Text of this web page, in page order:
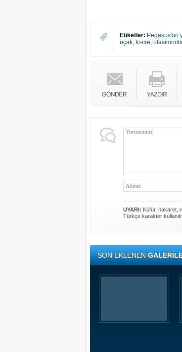
Etiketler: Pegasus'un
uçak, tc-cre,
UYARI: Küfür, hakaret,
Türkçe karakter
SON EKLENEN